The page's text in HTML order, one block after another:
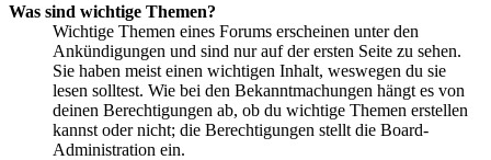
Was sind wichtige Themen?
Wichtige Themen eines Forums erscheinen unter den
Ankündigungen und sind nur auf der ersten Seite zu sehen.
Sie haben meist einen wichtigen Inhalt, weswegen du sie
lesen solltest. Wie bei den Bekanntmachungen hängt es von
deinen Berechtigungen ab, ob du wichtige Themen erstellen
kannst oder nicht; die Berechtigungen stellt die Board-
Administration ein.